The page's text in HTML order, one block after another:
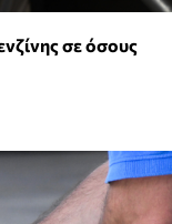
σε όσους